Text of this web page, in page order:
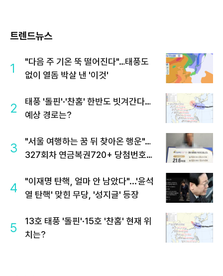
트렌드뉴스
1
"다음 주 기온 뚝 떨어진다"…태풍도
없이 열돔 박살 낸 '이것'
2
태풍 '돌핀'·'찬홈' 한반도 빗겨간다…
예상 경로는?
3
"서울 여행하는 꿈 뒤 찾아온 행운"…
327회차 연금복권720+ 당첨번호조
4
"이재명 탄핵, 얼마 안 남았다"...'윤석
열 탄핵' 맞힌 무당, '성지글' 등장
5
13호 태풍 '돌핀'·15호 '찬홈' 현재 위
치는?